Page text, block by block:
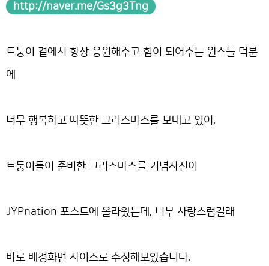
http://naver.me/Gs3g3Tng
트둥이 곁에서 항상 응원해주고 힘이 되어주는 원스들 덕분
에
너무 행복하고 따뜻한 크리스마스를 보내고 있어,
트둥이들이 준비한 크리스마스를 기념사진이
JYPnation 포스트에 올라왔는데, 너무 사랑스럽길래
바로 배경화면 사이즈로 수정해보았습니다.